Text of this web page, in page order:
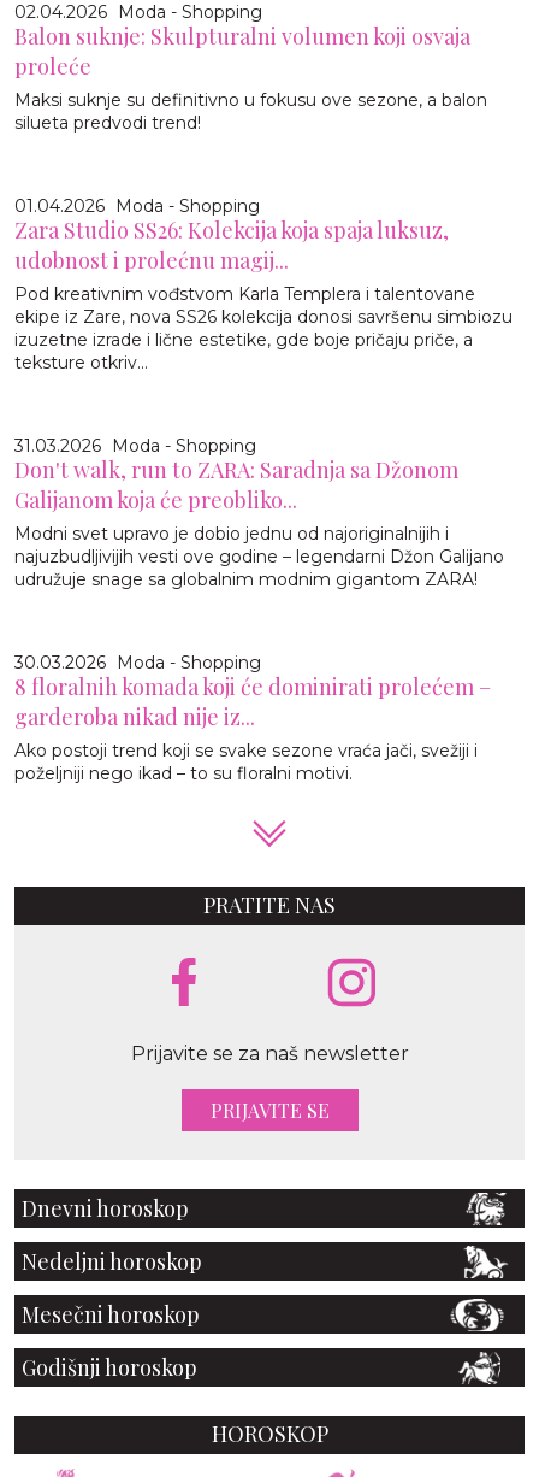
02.04.2026 Moda - Shopping
Balon suknje: Skulpturalni volumen koji osvaja
proleće
Maksi suknje su definitivno u fokusu ove sezone, a balon
silueta predvodi trend!
01.04.2026 Moda - Shopping
Zara Studio SS26: Kolekcija koja spaja luksuz,
udobnost i prolećnu magij...
Pod kreativnim vođstvom Karla Templera i talentovane
ekipe iz Zare, nova SS26 kolekcija donosi savršenu simbiozu
izuzetne izrade i lične estetike, gde boje pričaju priče, a
teksture otkriv...
31.03.2026 Moda - Shopping
Don't walk, run to ZARA: Saradnja sa Džonom
Galijanom koja će preobliko...
Modni svet upravo je dobio jednu od najoriginalnijih i
najuzbudljivijih vesti ove godine – legendarni Džon Galijano
udružuje snage sa globalnim modnim gigantom ZARA!
30.03.2026 Moda - Shopping
8 floralnih komada koji će dominirati prolećem –
garderoba nikad nije iz...
Ako postoji trend koji se svake sezone vraća jači, svežiji i
poželjniji nego ikad – to su floralni motivi.
PRATITE NAS
Prijavite se za naš newsletter
PRIJAVITE SE
Dnevni horoskop
Nedeljni horoskop
Mesečni horoskop
Godišnji horoskop
HOROSKOP